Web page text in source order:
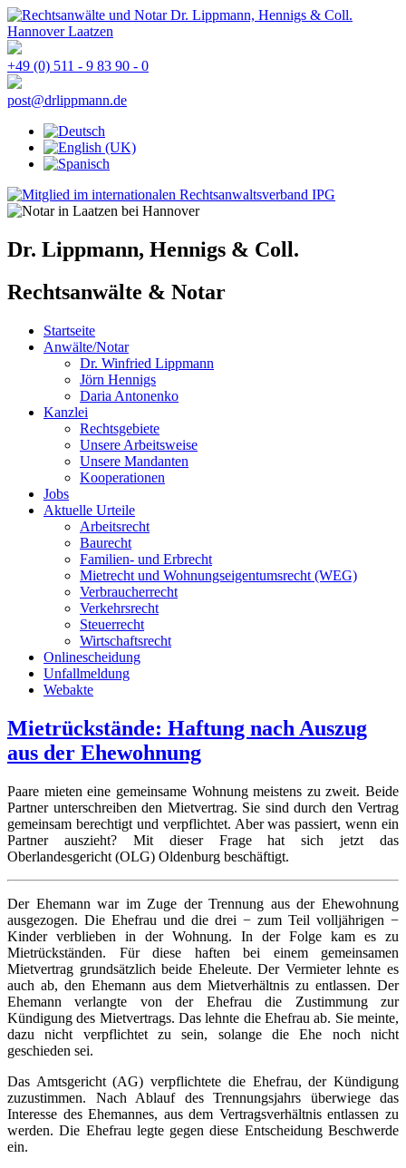
+49 (0) 511 - 9 83 90 - 0
post@drlippmann.de
Dr. Lippmann, Hennigs & Coll.
Rechtsanwälte & Notar
Startseite
Anwälte/Notar
Dr. Winfried Lippmann
Jörn Hennigs
Daria Antonenko
Kanzlei
Rechtsgebiete
Unsere Arbeitsweise
Unsere Mandanten
Kooperationen
Jobs
Aktuelle Urteile
Arbeitsrecht
Baurecht
Familien- und Erbrecht
Mietrecht und Wohnungseigentumsrecht (WEG)
Verbraucherrecht
Verkehrsrecht
Steuerrecht
Wirtschaftsrecht
Onlinescheidung
Unfallmeldung
Webakte
Mietrückstände: Haftung nach Auszug
aus der Ehewohnung
Paare mieten eine gemeinsame Wohnung meistens zu zweit. Beide
Partner unterschreiben den Mietvertrag. Sie sind durch den Vertrag
gemeinsam berechtigt und verpflichtet. Aber was passiert, wenn ein
Partner auszieht? Mit dieser Frage hat sich jetzt das
Oberlandesgericht (OLG) Oldenburg beschäftigt.
Der Ehemann war im Zuge der Trennung aus der Ehewohnung
ausgezogen. Die Ehefrau und die drei − zum Teil volljährigen −
Kinder verblieben in der Wohnung. In der Folge kam es zu
Mietrückständen. Für diese haften bei einem gemeinsamen
Mietvertrag grundsätzlich beide Eheleute. Der Vermieter lehnte es
auch ab, den Ehemann aus dem Mietverhältnis zu entlassen. Der
Ehemann verlangte von der Ehefrau die Zustimmung zur
Kündigung des Mietvertrags. Das lehnte die Ehefrau ab. Sie meinte,
dazu nicht verpflichtet zu sein, solange die Ehe noch nicht
geschieden sei.
Das Amtsgericht (AG) verpflichtete die Ehefrau, der Kündigung
zuzustimmen. Nach Ablauf des Trennungsjahrs überwiege das
Interesse des Ehemannes, aus dem Vertragsverhältnis entlassen zu
werden. Die Ehefrau legte gegen diese Entscheidung Beschwerde
ein.